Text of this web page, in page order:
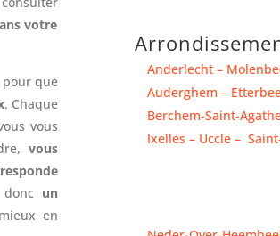
votre
pour que
. Chaque
vous
vous
un
en
Anderlecht –
Auderghem –
Berchem-Saint-
Ixelles – Uccle –